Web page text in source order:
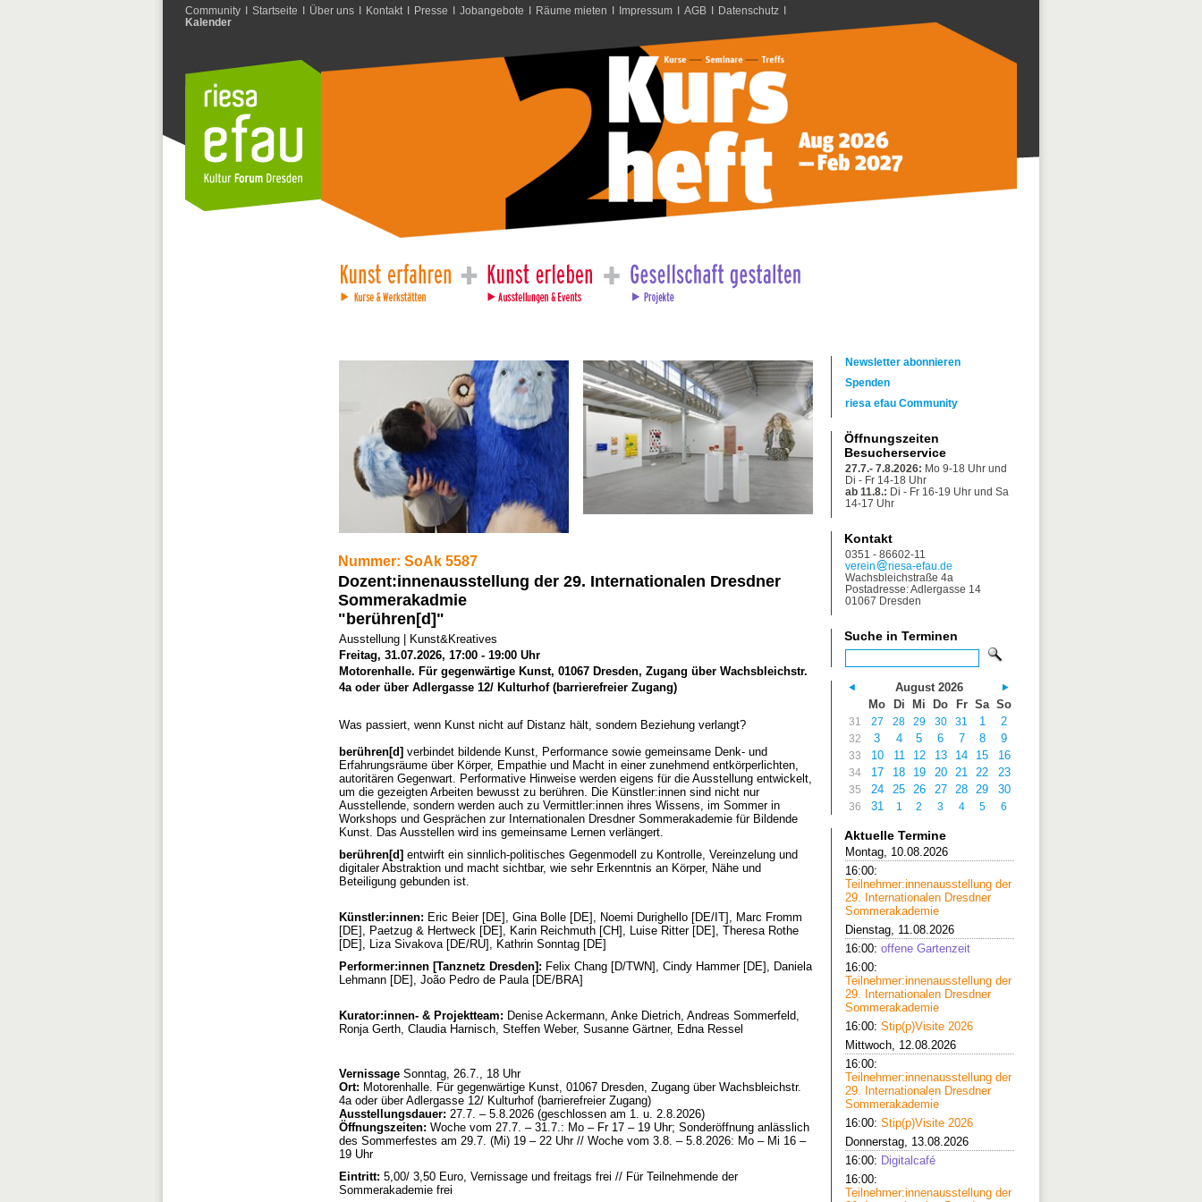
Community I Startseite I Über uns I Kontakt I Presse I Jobangebote I Räume mieten I Impressum I AGB I Datenschutz I
Kalender
Nummer: SoAk 5587
Dozent:innenausstellung der 29. Internationalen Dresdner
Sommerakadmie
"berühren[d]"
Ausstellung | Kunst&Kreatives
Freitag, 31.07.2026, 17:00 - 19:00 Uhr
Motorenhalle. Für gegenwärtige Kunst, 01067 Dresden, Zugang über Wachsbleichstr.
4a oder über Adlergasse 12/ Kulturhof (barrierefreier Zugang)
Was passiert, wenn Kunst nicht auf Distanz hält, sondern Beziehung verlangt?
berühren[d] verbindet bildende Kunst, Performance sowie gemeinsame Denk- und
Erfahrungsräume über Körper, Empathie und Macht in einer zunehmend entkörperlichten,
autoritären Gegenwart. Performative Hinweise werden eigens für die Ausstellung entwickelt,
um die gezeigten Arbeiten bewusst zu berühren. Die Künstler:innen sind nicht nur
Ausstellende, sondern werden auch zu Vermittler:innen ihres Wissens, im Sommer in
Workshops und Gesprächen zur Internationalen Dresdner Sommerakademie für Bildende
Kunst. Das Ausstellen wird ins gemeinsame Lernen verlängert.
berühren[d] entwirft ein sinnlich-politisches Gegenmodell zu Kontrolle, Vereinzelung und
digitaler Abstraktion und macht sichtbar, wie sehr Erkenntnis an Körper, Nähe und
Beteiligung gebunden ist.
Künstler:innen: Eric Beier [DE], Gina Bolle [DE], Noemi Durighello [DE/IT], Marc Fromm
[DE], Paetzug & Hertweck [DE], Karin Reichmuth [CH], Luise Ritter [DE], Theresa Rothe
[DE], Liza Sivakova [DE/RU], Kathrin Sonntag [DE]
Performer:innen [Tanznetz Dresden]: Felix Chang [D/TWN], Cindy Hammer [DE], Daniela
Lehmann [DE], João Pedro de Paula [DE/BRA]
Kurator:innen- & Projektteam: Denise Ackermann, Anke Dietrich, Andreas Sommerfeld,
Ronja Gerth, Claudia Harnisch, Steffen Weber, Susanne Gärtner, Edna Ressel
Vernissage Sonntag, 26.7., 18 Uhr
Ort: Motorenhalle. Für gegenwärtige Kunst, 01067 Dresden, Zugang über Wachsbleichstr.
4a oder über Adlergasse 12/ Kulturhof (barrierefreier Zugang)
Ausstellungsdauer: 27.7. – 5.8.2026 (geschlossen am 1. u. 2.8.2026)
Öffnungszeiten: Woche vom 27.7. – 31.7.: Mo – Fr 17 – 19 Uhr; Sonderöffnung anlässlich
des Sommerfestes am 29.7. (Mi) 19 – 22 Uhr // Woche vom 3.8. – 5.8.2026: Mo – Mi 16 –
19 Uhr
Eintritt: 5,00/ 3,50 Euro, Vernissage und freitags frei // Für Teilnehmende der
Sommerakademie frei
Newsletter abonnieren
Spenden
riesa efau Community
Öffnungszeiten
Besucherservice
27.7.- 7.8.2026: Mo 9-18 Uhr und
Di - Fr 14-18 Uhr
ab 11.8.: Di - Fr 16-19 Uhr und Sa
14-17 Uhr
Kontakt
0351 - 86602-11
verein
riesa-efau.de
Wachsbleichstraße 4a
Postadresse: Adlergasse 14
01067 Dresden
Suche in Terminen
August 2026
Mo
Di Mi Do Fr Sa So
31 27 28 29 30 31 1 2
32 3 4 5 6 7 8 9
33 10 11 12 13 14 15 16
34 17 18 19 20 21 22 23
35 24 25 26 27 28 29 30
36 31 1 2 3 4 5 6
Aktuelle Termine
Montag, 10.08.2026
16:00:
Teilnehmer:innenausstellung der
29. Internationalen Dresdner
Sommerakademie
Dienstag, 11.08.2026
16:00: offene Gartenzeit
16:00:
Teilnehmer:innenausstellung der
29. Internationalen Dresdner
Sommerakademie
16:00: Stip(p)Visite 2026
Mittwoch, 12.08.2026
16:00:
Teilnehmer:innenausstellung der
29. Internationalen Dresdner
Sommerakademie
16:00: Stip(p)Visite 2026
Donnerstag, 13.08.2026
16:00: Digitalcafé
16:00:
Teilnehmer:innenausstellung der